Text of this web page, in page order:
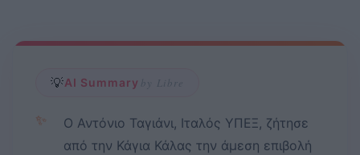
💡AI Summary by Libre
✨
Ο Αντόνιο Ταγιάνι, Ιταλός ΥΠΕΞ, ζήτησε
από την Κάγια Κάλας την άμεση επιβολή